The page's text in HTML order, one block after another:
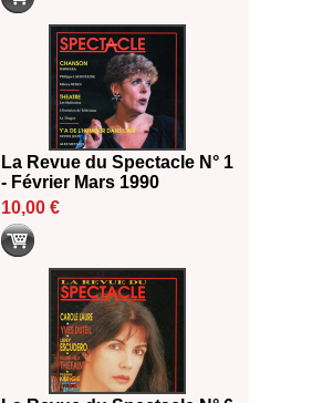
La Revue du Spectacle N° 1
- Février Mars 1990
10,00 €